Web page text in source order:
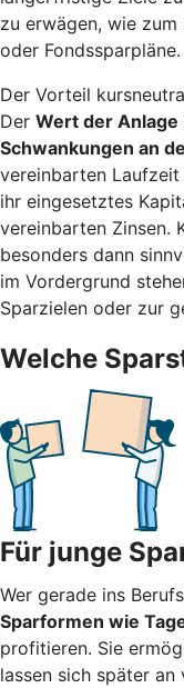
zu erwägen, wie
oder Fondssparpläne.
Der Vorteil
Der Wert der Anlage
Schwankungen an
vereinbarten
ihr eingesetztes
vereinbarten Zinsen.
besonders dann
im Vordergrund
Sparzielen oder zur
Welche
Für junge
Wer gerade ins
Sparformen wie
profitieren. Sie
lassen sich später